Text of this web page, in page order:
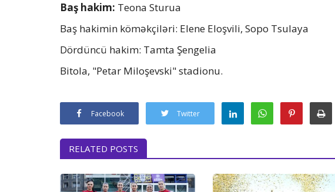
Baş hakim: Teona Sturua
Baş hakimin köməkçiləri: Elene Eloşvili, Sopo Tsulaya
Dördüncü hakim: Tamta Şengelia
Bitola, "Petar Miloşevski" stadionu.
Facebook Twitter
RELATED POSTS